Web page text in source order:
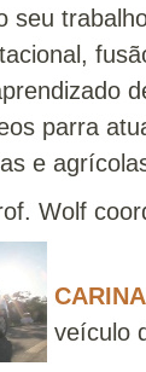
seu
parra
e
Wolf
veículo